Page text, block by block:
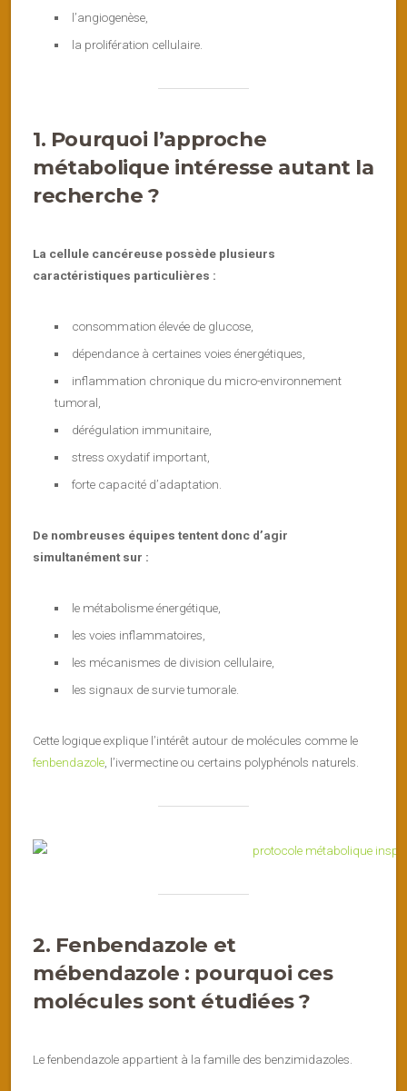
l’angiogenèse,
la prolifération cellulaire.
1. Pourquoi l’approche
métabolique intéresse autant la
recherche ?
La cellule cancéreuse possède plusieurs
caractéristiques particulières :
consommation élevée de glucose,
dépendance à certaines voies énergétiques,
inflammation chronique du micro-environnement
tumoral,
dérégulation immunitaire,
stress oxydatif important,
forte capacité d’adaptation.
De nombreuses équipes tentent donc d’agir
simultanément sur :
le métabolisme énergétique,
les voies inflammatoires,
les mécanismes de division cellulaire,
les signaux de survie tumorale.
Cette logique explique l’intérêt autour de molécules comme le
fenbendazole , l’ivermectine ou certains polyphénols naturels.
2. Fenbendazole et
mébendazole : pourquoi ces
molécules sont étudiées ?
Le fenbendazole appartient à la famille des benzimidazoles.